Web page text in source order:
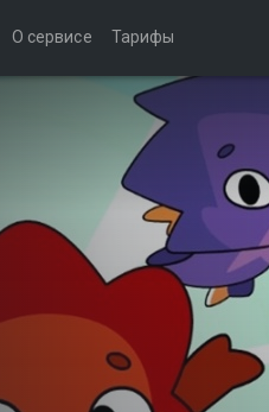
О сервисе Тарифы